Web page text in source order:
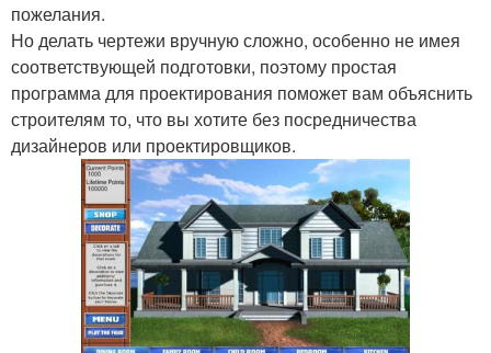
пожелания.
Но делать чертежи вручную сложно, особенно не имея
соответствующей подготовки, поэтому простая
программа для проектирования поможет вам объяснить
строителям то, что вы хотите без посредничества
дизайнеров или проектировщиков.